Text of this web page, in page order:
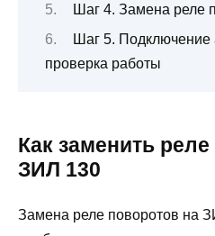
Шаг 4. Замена реле
Шаг 5. Подключение
проверка работы
Как заменить
ЗИЛ 130
Замена реле поворотов на